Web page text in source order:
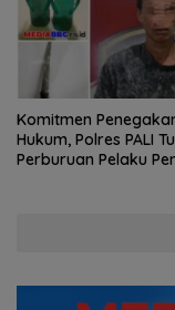
Komitmen
Hukum, Polres PALI
Perburuan Pelaku